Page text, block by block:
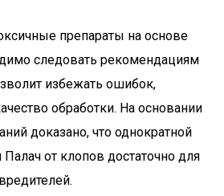
препараты на основе
следовать рекомендациям
избежать ошибок,
обработки. На основании
доказано, что однократной
от клопов достаточно для